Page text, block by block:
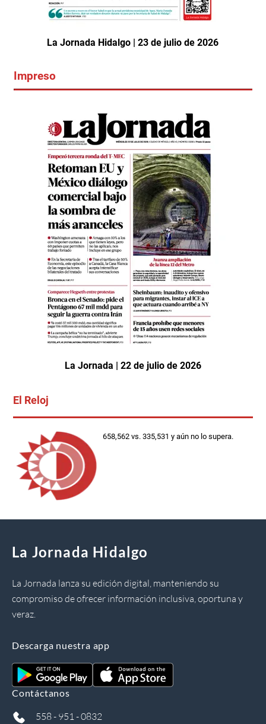
La Jornada Hidalgo | 23 de julio de 2026
Impreso
La Jornada | 22 de julio de 2026
El Reloj
658,562 vs. 335,531 y aún no lo supera.
La Jornada Hidalgo
La Jornada lanza su edición digital, manteniendo su
compromiso de ofrecer información inclusiva, oportuna y
veraz.
Descarga nuestra app
Contáctanos
558 - 951 - 0832